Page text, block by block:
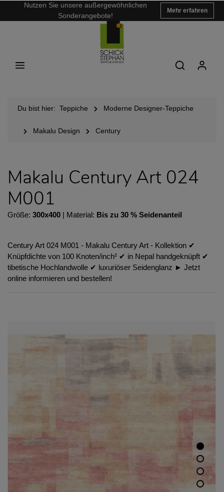
Nutzen Sie unsere außergewöhnlichen
Sonderangebote!
Mehr erfahren
Du bist hier: Teppiche Moderne Designer-Teppiche
Makalu Design Century
Makalu Century Art 024
M001
Größe: 300x400 | Material: Bis zu 30 % Seidenanteil
Century Art 024 M001 - Makalu Century Art - Kollektion ✔︎
Knüpfdichte von 100 Knoten/inch² ✔︎ in Nepal handgeknüpft ✔︎
tibetische Hochlandwolle ✔︎ luxuriöser Seidenglanz ► Jetzt
online informieren und bestellen!